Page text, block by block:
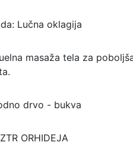
Lučna oklagija
masaža tela za
drvo - bukva
ORHIDEJA